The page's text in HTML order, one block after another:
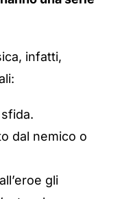
infatti,
dal nemico o
gli